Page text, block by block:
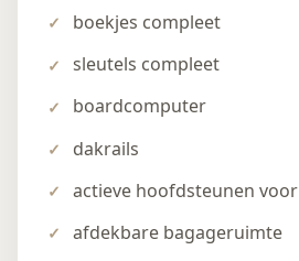
boekjes compleet
sleutels compleet
boardcomputer
dakrails
actieve hoofdsteunen voor
afdekbare bagageruimte